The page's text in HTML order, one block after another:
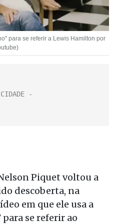
para se referir a Lewis Hamilton por
Piquet voltou a
descoberta, na
em que ele usa a
se referir ao